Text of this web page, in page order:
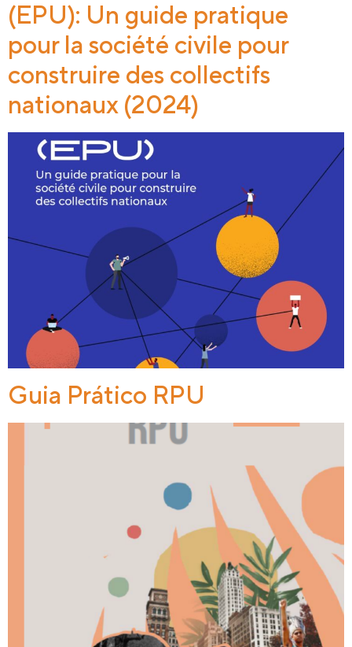
(EPU): Un guide pratique
pour la société civile pour
construire des collectifs
nationaux (2024)
Guia Prático RPU